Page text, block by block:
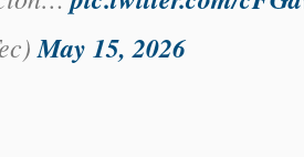
May 15, 2026